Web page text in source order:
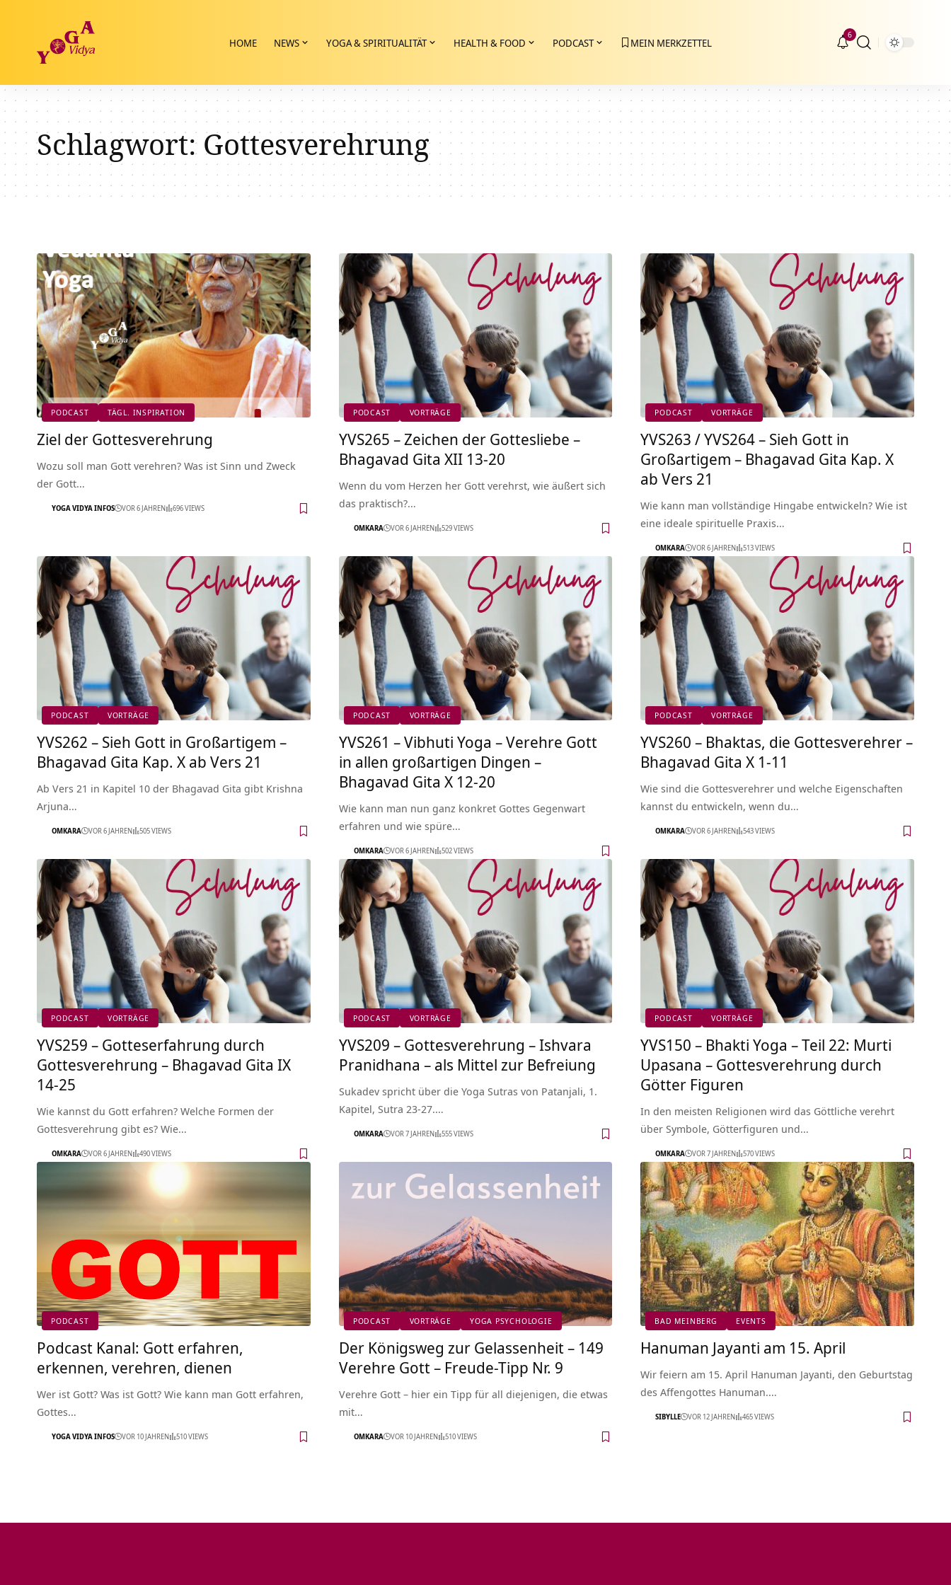
HOME NEWS YOGA & SPIRITUALITÄT HEALTH & FOOD PODCAST MEIN MERKZETTEL
6
Schlagwort: Gottesverehrung
PODCAST TÄGL. INSPIRATION
Ziel der Gottesverehrung
Wozu soll man Gott verehren? Was ist Sinn und Zweck
der Gott…
YOGA VIDYA INFOS VOR 6 JAHREN 696 VIEWS
PODCAST VORTRÄGE
YVS265 – Zeichen der Gottesliebe –
Bhagavad Gita XII 13-20
Wenn du vom Herzen her Gott verehrst, wie äußert sich
das praktisch?…
OMKARA VOR 6 JAHREN 529 VIEWS
PODCAST VORTRÄGE
YVS263 / YVS264 – Sieh Gott in
Großartigem – Bhagavad Gita Kap. X
ab Vers 21
Wie kann man vollständige Hingabe entwickeln? Wie ist
eine ideale spirituelle Praxis…
OMKARA VOR 6 JAHREN 513 VIEWS
PODCAST VORTRÄGE
YVS262 – Sieh Gott in Großartigem –
Bhagavad Gita Kap. X ab Vers 21
Ab Vers 21 in Kapitel 10 der Bhagavad Gita gibt Krishna
Arjuna…
OMKARA VOR 6 JAHREN 505 VIEWS
PODCAST VORTRÄGE
YVS261 – Vibhuti Yoga – Verehre Gott
in allen großartigen Dingen –
Bhagavad Gita X 12-20
Wie kann man nun ganz konkret Gottes Gegenwart
erfahren und wie spüre…
OMKARA VOR 6 JAHREN 502 VIEWS
PODCAST VORTRÄGE
YVS260 – Bhaktas, die Gottesverehrer –
Bhagavad Gita X 1-11
Wie sind die Gottesverehrer und welche Eigenschaften
kannst du entwickeln, wenn du…
OMKARA VOR 6 JAHREN 543 VIEWS
PODCAST VORTRÄGE
YVS259 – Gotteserfahrung durch
Gottesverehrung – Bhagavad Gita IX
14-25
Wie kannst du Gott erfahren? Welche Formen der
Gottesverehrung gibt es? Wie…
OMKARA VOR 6 JAHREN 490 VIEWS
PODCAST VORTRÄGE
YVS209 – Gottesverehrung – Ishvara
Pranidhana – als Mittel zur Befreiung
Sukadev spricht über die Yoga Sutras von Patanjali, 1.
Kapitel, Sutra 23-27.…
OMKARA VOR 7 JAHREN 555 VIEWS
PODCAST VORTRÄGE
YVS150 – Bhakti Yoga – Teil 22: Murti
Upasana – Gottesverehrung durch
Götter Figuren
In den meisten Religionen wird das Göttliche verehrt
über Symbole, Götterfiguren und…
OMKARA VOR 7 JAHREN 570 VIEWS
PODCAST
Podcast Kanal: Gott erfahren,
erkennen, verehren, dienen
Wer ist Gott? Was ist Gott? Wie kann man Gott erfahren,
Gottes…
YOGA VIDYA INFOS VOR 10 JAHREN 510 VIEWS
PODCAST VORTRÄGE YOGA PSYCHOLOGIE
Der Königsweg zur Gelassenheit – 149
Verehre Gott – Freude-Tipp Nr. 9
Verehre Gott – hier ein Tipp für all diejenigen, die etwas
mit…
OMKARA VOR 10 JAHREN 510 VIEWS
BAD MEINBERG EVENTS
Hanuman Jayanti am 15. April
Wir feiern am 15. April Hanuman Jayanti, den Geburtstag
des Affengottes Hanuman.…
SIBYLLE VOR 12 JAHREN 465 VIEWS